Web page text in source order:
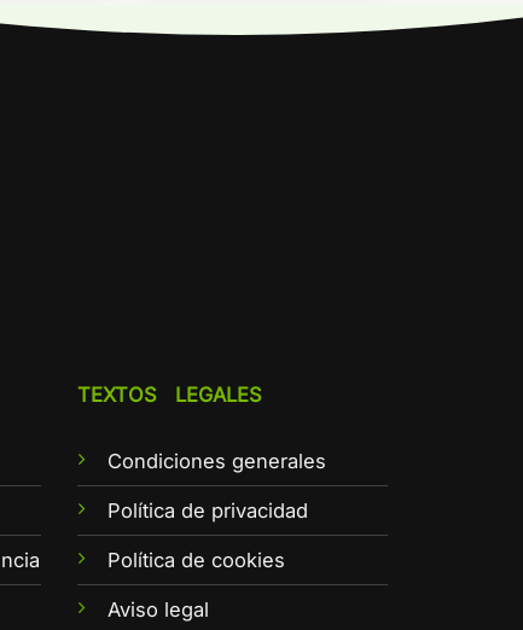
TEXTOS LEGALES
Condiciones generales
Política de privacidad
Política de cookies
Aviso legal